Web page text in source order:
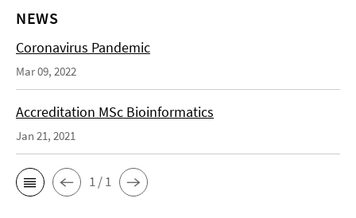
NEWS
Coronavirus Pandemic
Mar 09, 2022
Accreditation MSc Bioinformatics
Jan 21, 2021
1 / 1